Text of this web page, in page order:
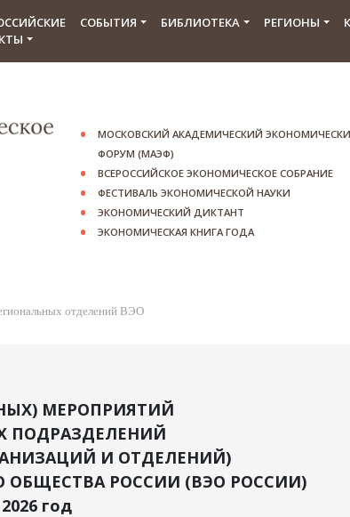
СОБЫТИЯ БИБЛИОТЕКА РЕГИОНЫ
МОСКОВСКИЙ АКАДЕМИЧЕСКИЙ
ФОРУМ (МАЭФ)
ВСЕРОССИЙСКОЕ ЭКОНОМИЧЕСКОЕ СОБРАНИЕ
ФЕСТИВАЛЬ ЭКОНОМИЧЕСКОЙ НАУКИ
ЭКОНОМИЧЕСКИЙ ДИКТАНТ
ЭКОНОМИЧЕСКАЯ КНИГА ГОДА
отделений ВЭО
МЕРОПРИЯТИЙ
ПОДРАЗДЕЛЕНИЙ
И ОТДЕЛЕНИЙ)
РОССИИ (ВЭО РОССИИ)
год